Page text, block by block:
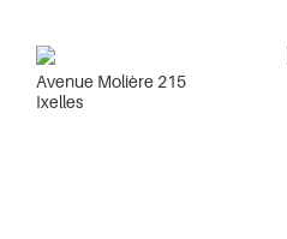
Avenue Molière 215
Ixelles